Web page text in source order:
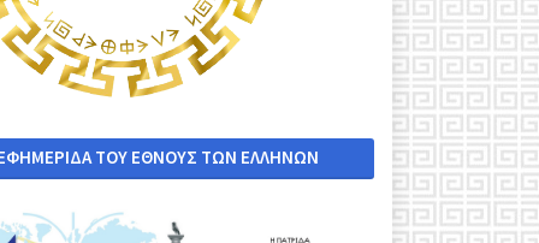
ΤΟΥ ΕΘΝΟΥΣ ΤΩΝ ΕΛΛΗΝΩΝ